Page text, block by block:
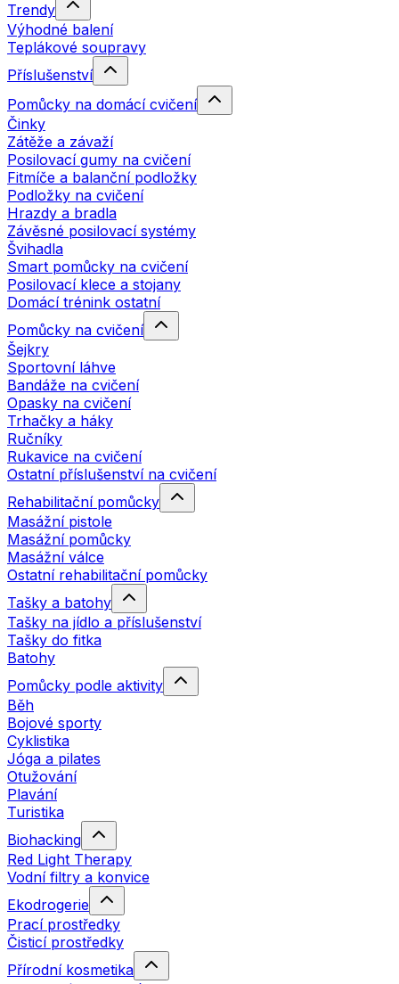
Trendy
Výhodné balení
Teplákové soupravy
Příslušenství
Pomůcky na domácí cvičení
Činky
Zátěže a závaží
Posilovací gumy na cvičení
Fitmíče a balanční podložky
Podložky na cvičení
Hrazdy a bradla
Závěsné posilovací systémy
Švihadla
Smart pomůcky na cvičení
Posilovací klece a stojany
Domácí trénink ostatní
Pomůcky na cvičení
Šejkry
Sportovní láhve
Bandáže na cvičení
Opasky na cvičení
Trhačky a háky
Ručníky
Rukavice na cvičení
Ostatní příslušenství na cvičení
Rehabilitační pomůcky
Masážní pistole
Masážní pomůcky
Masážní válce
Ostatní rehabilitační pomůcky
Tašky a batohy
Tašky na jídlo a příslušenství
Tašky do fitka
Batohy
Pomůcky podle aktivity
Běh
Bojové sporty
Cyklistika
Jóga a pilates
Otužování
Plavání
Turistika
Biohacking
Red Light Therapy
Vodní filtry a konvice
Ekodrogerie
Prací prostředky
Čisticí prostředky
Přírodní kosmetika